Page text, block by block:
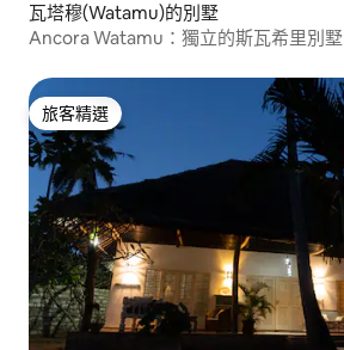
瓦塔穆(Watamu)的別墅
Ancora Watamu：獨立的斯瓦希里別墅
旅客精選
旅客精選